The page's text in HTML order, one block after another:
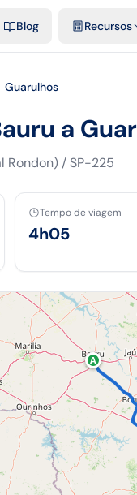
Blog Recursos
a
Rondon) / SP-225
Tempo de viagem
4h05
A